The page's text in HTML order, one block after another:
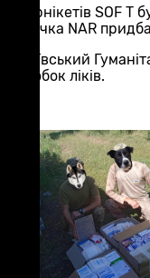
7 турнікетів SOF
аптечка NAR
- Київський
коробок ліків.